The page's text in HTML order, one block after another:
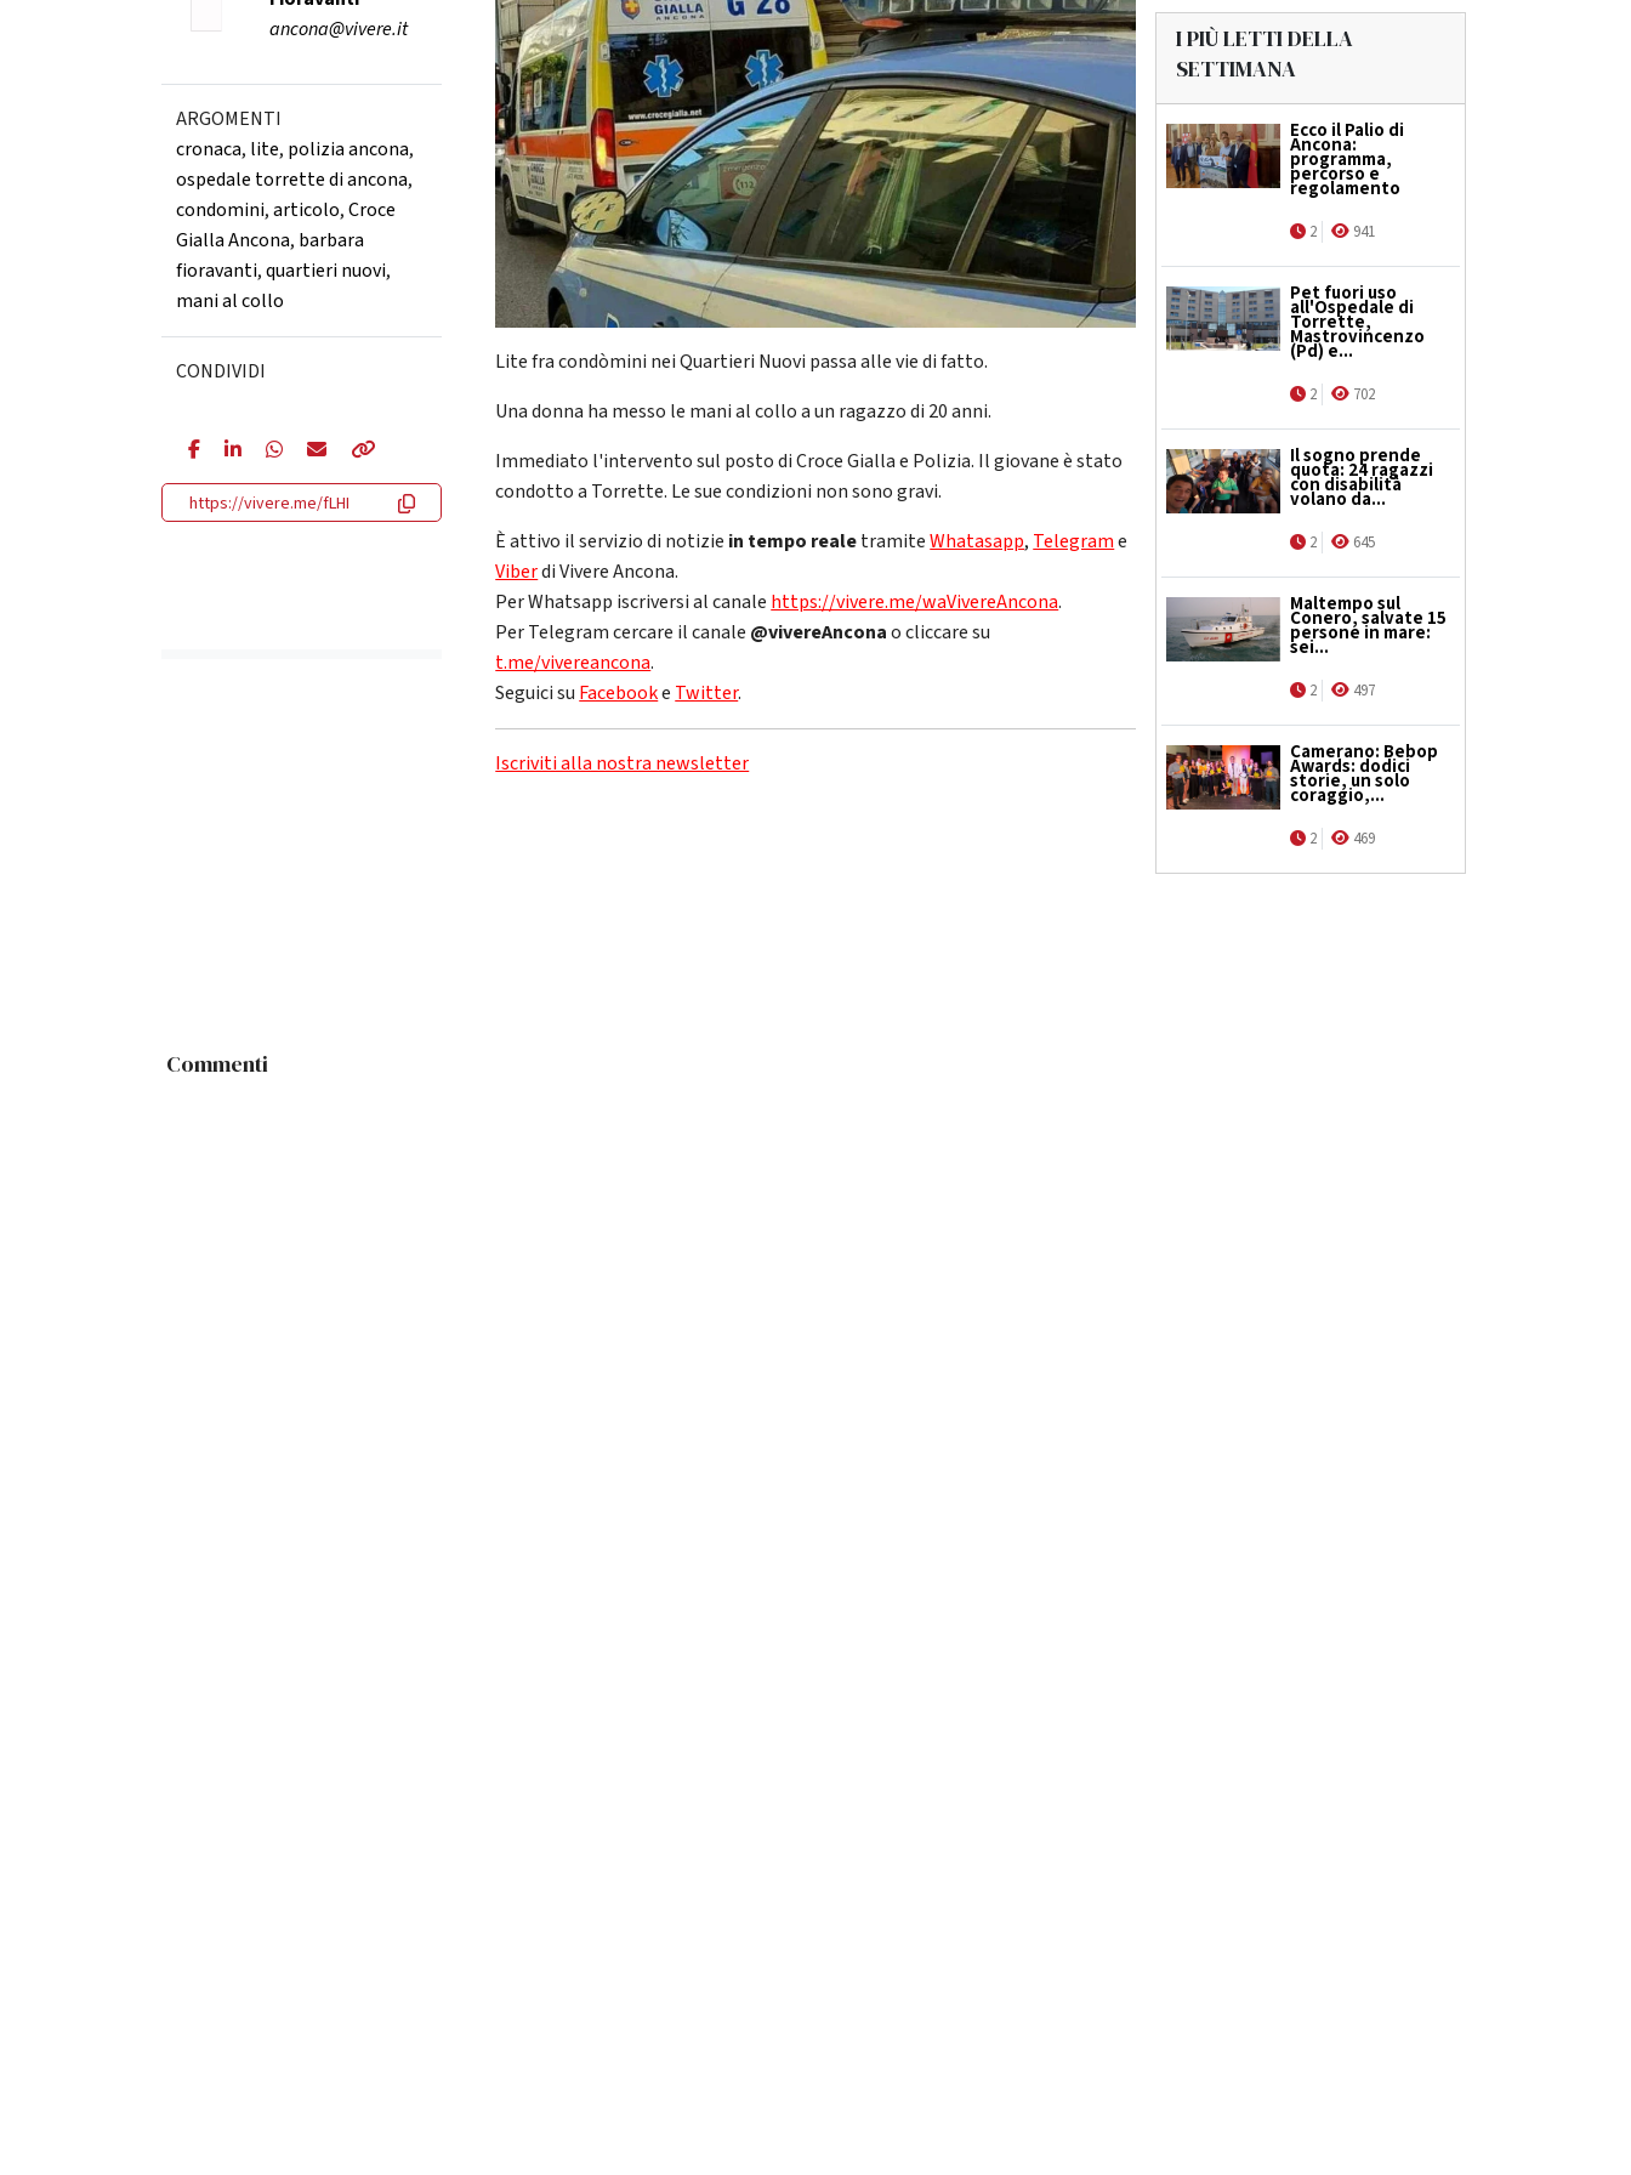
ancona@vivere.it
ARGOMENTI
cronaca, lite, polizia ancona,
ospedale torrette di ancona,
condomini,articolo,Croce
Gialla Ancona, barbara
fioravanti,quartieri nuovi,
mani al collo
CONDIVIDI
https://vivere.me/fLHI
Lite fra condòmini nei Quartieri Nuovi passa alle vie di fatto.
Una donna ha messo le mani al collo a un ragazzo di 20 anni.
Immediato l'intervento sul posto di Croce Gialla e Polizia. Il giovane è stato
condotto a Torrette. Le sue condizioni non sono gravi.
È attivo il servizio di notizie in tempo realetramiteWhatasapp, Telegrame
Viberdi Vivere Ancona.
Per Whatsapp iscriversi al canale https://vivere.me/waVivereAncona.
Per Telegram cercare il canale @vivereAnconao cliccare su
t.me/vivereancona.
Seguici su Facebooke Twitter.
Iscriviti alla nostra newsletter
I PIÙ LETTI DELLA
SETTIMANA
Ecco il Palio di
Ancona:
programma,
percorso e
regolamento
2 941
Pet fuori uso
all'Ospedale di
Torrette,
Mastrovincenzo
(Pd) e...
2 702
Il sogno prende
quota: 24 ragazzi
con disabilità
volano da...
2 645
Maltempo sul
Conero, salvate 15
persone in mare:
sei...
2 497
Camerano: Bebop
Awards: dodici
storie, un solo
coraggio,...
2 469
Commenti